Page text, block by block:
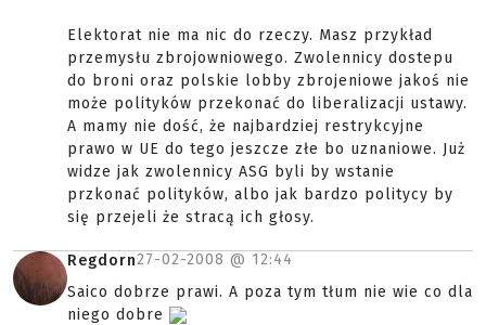
Elektorat nie ma nic do rzeczy. Masz przykład
przemysłu zbrojowniowego. Zwolennicy dostepu
do broni oraz polskie lobby zbrojeniowe jakoś nie
może polityków przekonać do liberalizacji ustawy.
A mamy nie dość, że najbardziej restrykcyjne
prawo w UE do tego jeszcze złe bo uznaniowe. Już
widze jak zwolennicy ASG byli by wstanie
przkonać polityków, albo jak bardzo politycy by
się przejeli że stracą ich głosy.
Regdorn27-02-2008 @ 12:44
Saico dobrze prawi. A poza tym tłum nie wie co dla
niego dobre